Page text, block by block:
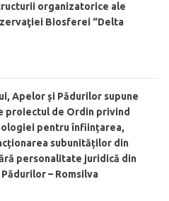
organizatorice ale
Biosferei “Delta
Apelor și Pădurilor supune
proiectul de Ordin privind
pentru înființarea,
subunităților din
personalitate juridică din
– Romsilva